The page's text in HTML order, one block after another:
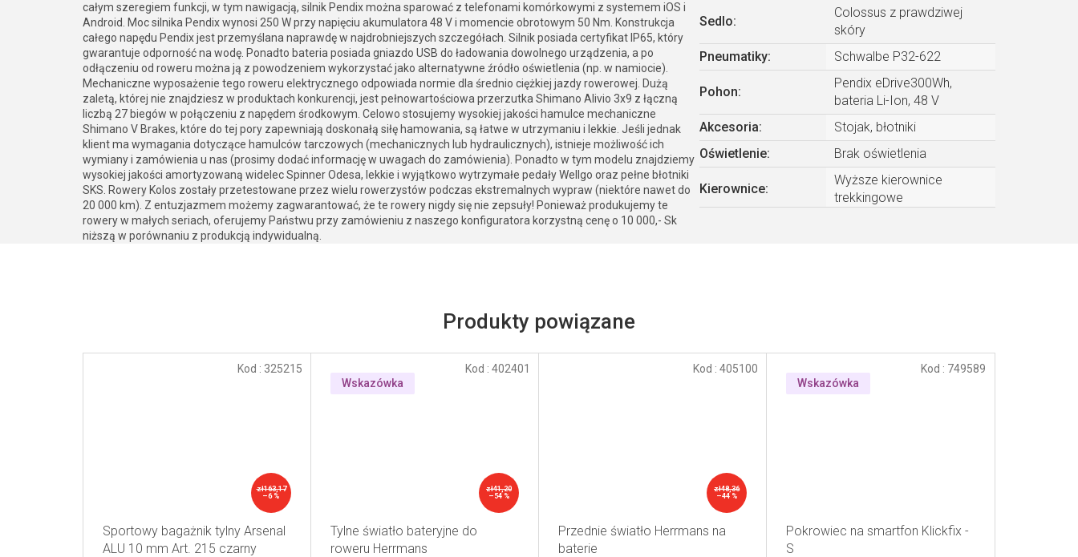
Produkty powiązane
zł163,17
–6 %
Sportowy bagażnik tylny Arsenal
ALU 10 mm Art. 215 czarny
Kod : 325215
Wskazówka
zł41,20
–54 %
Tylne światło bateryjne do
roweru Herrmans
Kod : 402401
zł48,36
–44 %
Przednie światło Herrmans na
baterie
Kod : 405100
Wskazówka
Pokrowiec na smartfon Klickfix -
S
Kod : 749589
całym szeregiem funkcji, w tym nawigacją, silnik Pendix można sparować z telefonami komórkowymi z systemem iOS i
Android. Moc silnika Pendix wynosi 250 W przy napięciu akumulatora 48 V i momencie obrotowym 50 Nm. Konstrukcja
całego napędu Pendix jest przemyślana naprawdę w najdrobniejszych szczegółach. Silnik posiada certyfikat IP65, który
gwarantuje odporność na wodę. Ponadto bateria posiada gniazdo USB do ładowania dowolnego urządzenia, a po
odłączeniu od roweru można ją z powodzeniem wykorzystać jako alternatywne źródło oświetlenia (np. w namiocie).
Mechaniczne wyposażenie tego roweru elektrycznego odpowiada normie dla średnio ciężkiej jazdy rowerowej. Dużą
zaletą, której nie znajdziesz w produktach konkurencji, jest pełnowartościowa przerzutka Shimano Alivio 3x9 z łączną
liczbą 27 biegów w połączeniu z napędem środkowym. Celowo stosujemy wysokiej jakości hamulce mechaniczne
Shimano V Brakes, które do tej pory zapewniają doskonałą siłę hamowania, są łatwe w utrzymaniu i lekkie. Jeśli jednak
klient ma wymagania dotyczące hamulców tarczowych (mechanicznych lub hydraulicznych), istnieje możliwość ich
wymiany i zamówienia u nas (prosimy dodać informację w uwagach do zamówienia). Ponadto w tym modelu znajdziemy
wysokiej jakości amortyzowaną widelec Spinner Odesa, lekkie i wyjątkowo wytrzymałe pedały Wellgo oraz pełne błotniki
SKS. Rowery Kolos zostały przetestowane przez wielu rowerzystów podczas ekstremalnych wypraw (niektóre nawet do
20 000 km). Z entuzjazmem możemy zagwarantować, że te rowery nigdy się nie zepsuły! Ponieważ produkujemy te
rowery w małych seriach, oferujemy Państwu przy zamówieniu z naszego konfiguratora korzystną cenę o 10 000,- Sk
niższą w porównaniu z produkcją indywidualną.
Sedlo:
Colossus z prawdziwej
skóry
Pneumatiky: Schwalbe P32-622
Pohon:
Pendix eDrive300Wh,
bateria Li-Ion, 48 V
Akcesoria:
Stojak, błotniki
Oświetlenie: Brak oświetlenia
Kierownice:
Wyższe kierownice
trekkingowe